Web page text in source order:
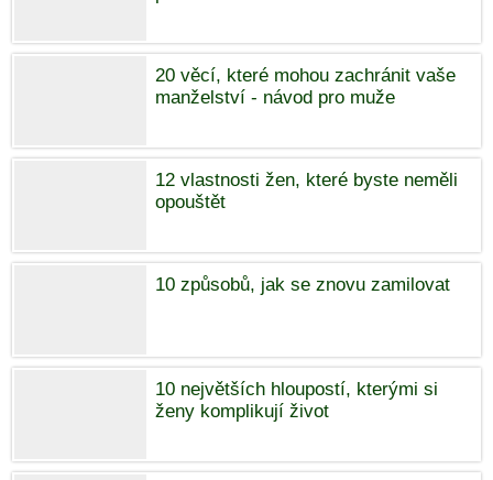
20 věcí, které mohou zachránit vaše
manželství - návod pro muže
12 vlastnosti žen, které byste neměli
opouštět
10 způsobů, jak se znovu zamilovat
10 největších hloupostí, kterými si
ženy komplikují život